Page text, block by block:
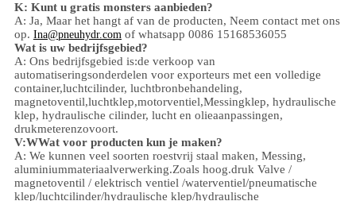
K: Kunt u gratis monsters aanbieden?
A: Ja, Maar het hangt af van de producten, Neem contact met ons
op. Ina@pneuhydr.com of whatsapp 0086 15168536055
Wat is uw bedrijfsgebied?
A: Ons bedrijfsgebied is:de verkoop van
automatiseringsonderdelen voor exporteurs met een volledige
container,luchtcilinder, luchtbronbehandeling,
magnetoventil,luchtklep,motorventiel,Messingklep, hydraulische
klep, hydraulische cilinder, lucht en olieaanpassingen,
drukmeterenzovoort.
V:WWat voor producten kun je maken?
A: We kunnen veel soorten roestvrij staal maken, Messing,
aluminiummateriaalverwerking.Zoals hoog.druk Valve /
magnetoventil / elektrisch ventiel /waterventiel/pneumatische
klep/luchtcilinder/hydraulische klep/hydraulische